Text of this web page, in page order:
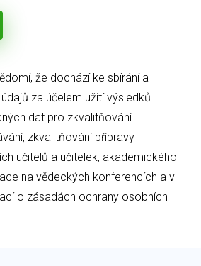
že dochází ke sbírání a
za účelem užití výsledků
dat pro zkvalitňování
zkvalitňování přípravy
učitelů a učitelek, akademického
na vědeckých konferencích a v
o zásadách ochrany osobních